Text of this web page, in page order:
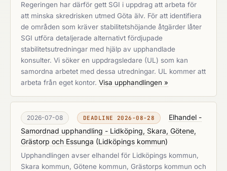
Regeringen har därför gett SGI i uppdrag att arbeta för
att minska skredrisken utmed Göta älv. För att identifiera
de områden som kräver stabilitetshöjande åtgärder låter
SGI utföra detaljerade alternativt fördjupade
stabilitetsutredningar med hjälp av upphandlade
konsulter. Vi söker en uppdragsledare (UL) som kan
samordna arbetet med dessa utredningar. UL kommer att
arbeta från eget kontor. Visa upphandlingen »
2026-07-08 DEADLINE 2026-08-28
Elhandel -
Samordnad upphandling - Lidköping, Skara, Götene,
Grästorp och Essunga (Lidköpings kommun)
Upphandlingen avser elhandel för Lidköpings kommun,
Skara kommun, Götene kommun, Grästorps kommun och